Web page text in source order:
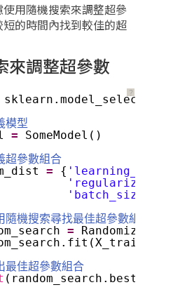
用隨機搜索來調整超參
的時間內找到較佳的超
來調整超參數
？
sklearn.model_selection
模型
=
SomeModel()
參數組合
= { 'learning_rate'
'batch_size'
機搜索尋找最佳超參數組合
=
佳超參數組合